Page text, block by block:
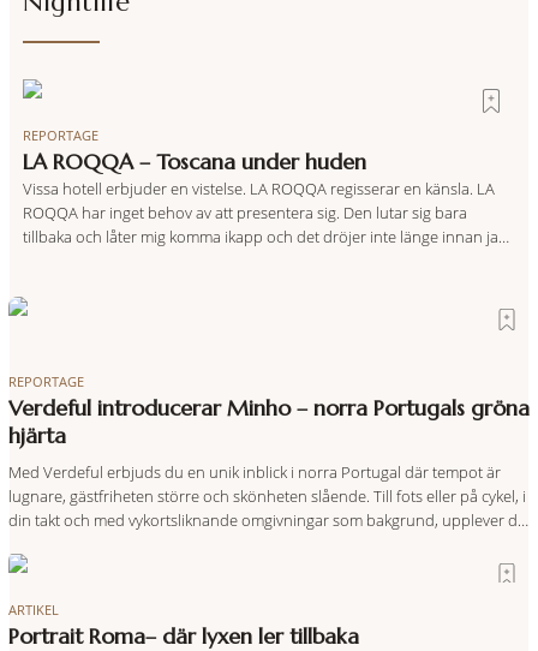
REPORTAGE
LA ROQQA – Toscana under huden
Vissa hotell erbjuder en vistelse. LA ROQQA regisserar en känsla. LA
ROQQA har inget behov av att presentera sig. Den lutar sig bara
tillbaka och låter mig komma ikapp och det dröjer inte länge innan jag
REPORTAGE
Verdeful introducerar Minho – norra Portugals gröna
hjärta
Med Verdeful erbjuds du en unik inblick i norra Portugal där tempot är
lugnare, gästfriheten större och skönheten slående. Till fots eller på cykel, i
din takt och med vykortsliknande omgivningar som bakgrund, upplever du
och sagolika landskap – detta är slow travel när det
ARTIKEL
Portrait Roma– där lyxen ler tillbaka